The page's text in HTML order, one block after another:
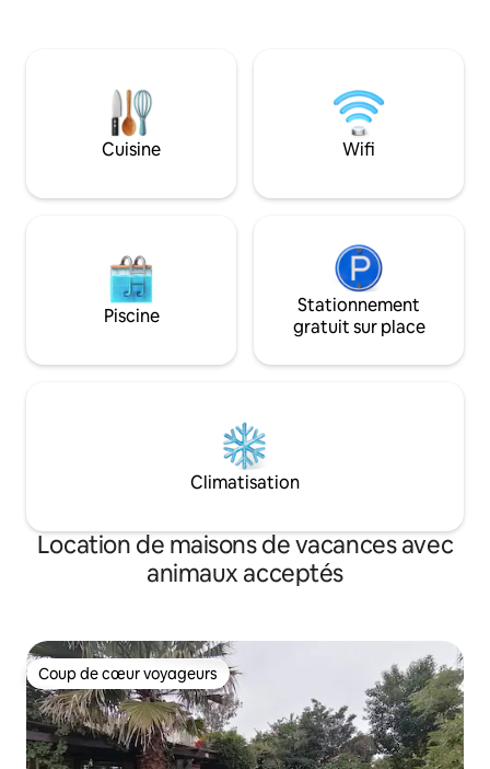
une salle de bains avec douche, un
chauffe-eau électrique. Wi-Fi ADSL,
télévision 32" avec Chromecast. Douche
extérieure et barbecue également
espaces
réunions. Un endroit parfait pour se
reposer et
Cuisine Wifi
Piscine
Stationnement
gratuit sur place
Climatisation
Location de maisons de vacances avec
animaux acceptés
Coup de cœur voyageurs
Coup de cœur voyageurs